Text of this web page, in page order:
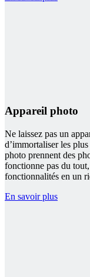
Appareil photo
Ne laissez pas un
d’immortaliser les
photo prennent des
fonctionne pas du
fonctionnalités en un
En savoir plus